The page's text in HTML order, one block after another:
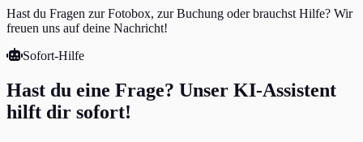
Hast du Fragen zur Fotobox, zur Buchung oder brauchst Hilfe? Wir
freuen uns auf deine Nachricht!
Sofort-Hilfe
Hast du eine Frage? Unser KI-Assistent
hilft dir sofort!